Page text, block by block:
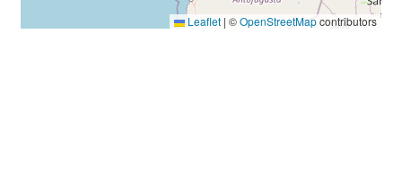
Leaflet | ©OpenStreetMapcontributors